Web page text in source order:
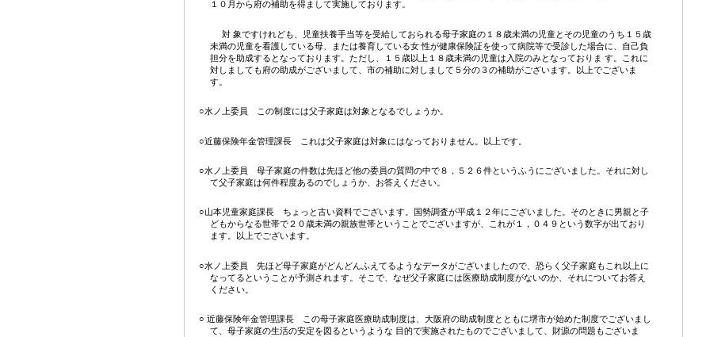
１０月から府の補助を得まして実施しております。
対 象ですけれども、児童扶養手当等を受給しておられる母子家庭の１８歳未満の児童とその児童のうち１５歳
未満の児童を看護している母、または養育している女 性が健康保険証を使って病院等で受診した場合に、自己負
担分を助成するとなっております。ただし、１５歳以上１８歳未満の児童は入院のみとなっておりま す。これに
対しましても府の助成がございまして、市の補助に対しまして５分の３の補助がございます。以上でございま
す。
○水ノ上委員 この制度には父子家庭は対象となるでしょうか。
○近藤保険年金管理課長 これは父子家庭は対象にはなっておりません。以上です。
○水ノ上委員 母子家庭の件数は先ほど他の委員の質問の中で８，５２６件というふうにございました。それに対し
て父子家庭は何件程度あるのでしょうか、お答えください。
○山本児童家庭課長 ちょっと古い資料でございます。国勢調査が平成１２年にございました。そのときに男親と子
どもからなる世帯で２０歳未満の親族世帯ということでございますが、これが１，０４９という数字が出ており
ます。以上でございます。
○水ノ上委員 先ほど母子家庭がどんどんふえてるようなデータがございましたので、恐らく父子家庭もこれ以上に
なってるということが予測されます。そこで、なぜ父子家庭には医療助成制度がないのか、それについてお答え
ください。
○ 近藤保険年金管理課長 この母子家庭医療助成制度は、大阪府の助成制度とともに堺市が始めた制度でございまし
て、母子家庭の生活の安定を図るというような 目的で実施されたものでございまして、財源の問題もございま